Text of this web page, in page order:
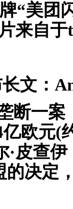
“美团
来自于
文：
一案
欧元(
皮查
的决定